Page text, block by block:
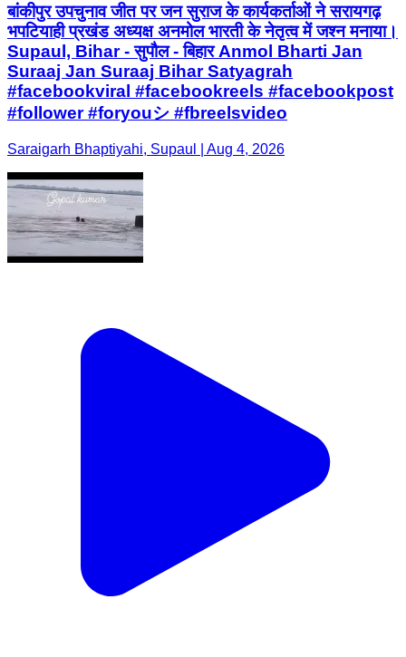
बांकीपुर उपचुनाव जीत पर जन सुराज के कार्यकर्ताओं ने सरायगढ़
भपटियाही प्रखंड अध्यक्ष अनमोल भारती के नेतृत्व में जश्न मनाया।
Supaul, Bihar - सुपौल - बिहार Anmol Bharti Jan
Suraaj Jan Suraaj Bihar Satyagrah
#facebookviral #facebookreels #facebookpost
#follower #foryouシ #fbreelsvideo
Saraigarh Bhaptiyahi, Supaul | Aug 4, 2026